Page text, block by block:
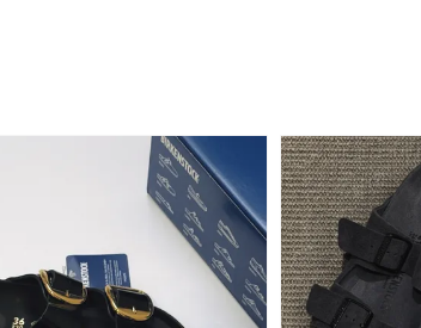
Nike 長襪 中筒襪 三
入組（燕麥色／橘色
Adidas Originals
愛迪達 刺繡小標 小